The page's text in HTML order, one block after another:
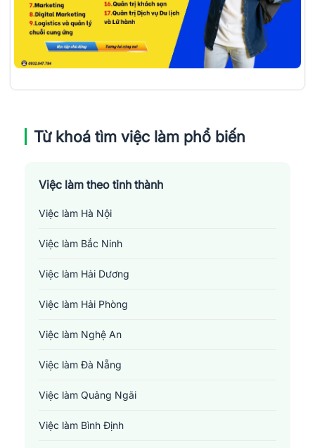
Từ khoá tìm việc làm phổ biến
Việc làm theo tỉnh thành
Việc làm Hà Nội
Việc làm Bắc Ninh
Việc làm Hải Dương
Việc làm Hải Phòng
Việc làm Nghệ An
Việc làm Đà Nẵng
Việc làm Quảng Ngãi
Việc làm Bình Định